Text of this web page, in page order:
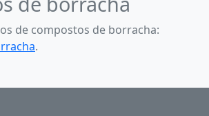
de compostos de borracha:
.